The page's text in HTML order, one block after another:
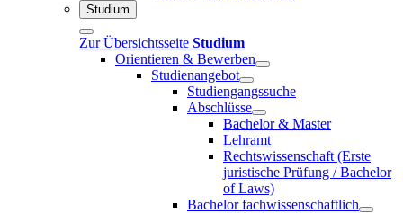
Studium
Zur Übersichtsseite Studium
Orientieren & Bewerben
Studienangebot
Studiengangssuche
Abschlüsse
Bachelor & Master
Lehramt
Rechtswissenschaft (Erste
juristische Prüfung / Bachelor
of Laws)
Bachelor fachwissenschaftlich